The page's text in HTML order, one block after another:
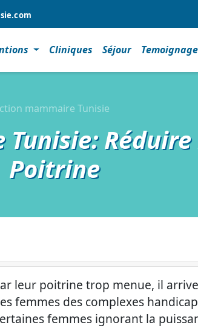
Cliniques Séjour
mammaire Tunisie
Poitrine
leur poitrine trop menue, il
femmes des complexes
femmes ignorant la